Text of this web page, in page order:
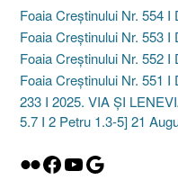
Foaia Creștinului Nr. 554 I
Foaia Creștinului Nr. 553 I
Foaia Creștinului Nr. 552 I
Foaia Creștinului Nr. 551 I
233 I 2025. VIA ȘI
5.7 I 2 Petru 1.3-5] 21
Flickr
Facebook
YouTube
Google